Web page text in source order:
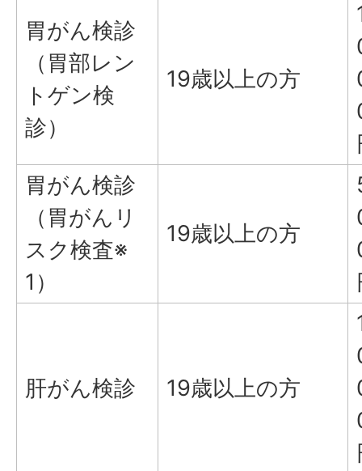
胃がん検診
（胃部レン
トゲン検
診）
19歳以上の方
胃がん検診
（胃がんリ
スク検査※
1）
19歳以上の方
肝がん検診 19歳以上の方